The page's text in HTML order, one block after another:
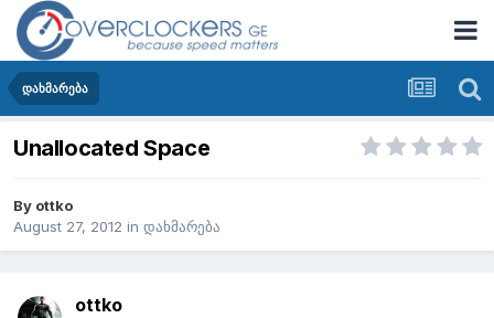
დახმარება
Unallocated Space
By ottko
August 27, 2012 in დახმარება
ottko